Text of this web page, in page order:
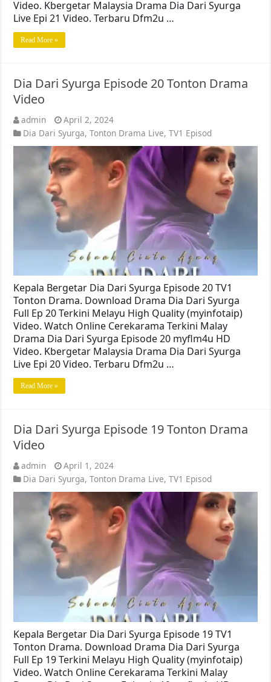
Video. Kbergetar Malaysia Drama Dia Dari Syurga
Live Epi 21 Video. Terbaru Dfm2u …
Read More »
Dia Dari Syurga Episode 20 Tonton Drama
Video
admin
April 2, 2024
Dia Dari Syurga,Tonton Drama Live,TV1 Episod
Kepala Bergetar Dia Dari Syurga Episode 20 TV1
Tonton Drama. Download Drama Dia Dari Syurga
Full Ep 20 Terkini Melayu High Quality (myinfotaip)
Video. Watch Online Cerekarama Terkini Malay
Drama Dia Dari Syurga Episode 20 myflm4u HD
Video. Kbergetar Malaysia Drama Dia Dari Syurga
Live Epi 20 Video. Terbaru Dfm2u …
Read More »
Dia Dari Syurga Episode 19 Tonton Drama
Video
admin
April 1, 2024
Dia Dari Syurga,Tonton Drama Live,TV1 Episod
Kepala Bergetar Dia Dari Syurga Episode 19 TV1
Tonton Drama. Download Drama Dia Dari Syurga
Full Ep 19 Terkini Melayu High Quality (myinfotaip)
Video. Watch Online Cerekarama Terkini Malay